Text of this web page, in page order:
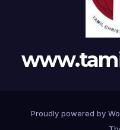
Proudly powered by